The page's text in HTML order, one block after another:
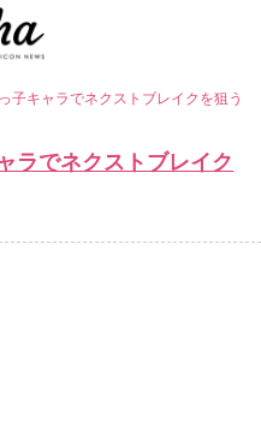
キャラでネクストブレイクを狙う
でネクストブレイク